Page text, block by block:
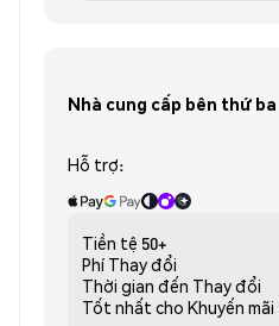
Nhà cung cấp bên thứ ba
Hỗ trợ:
Tiền tệ 50+
Phí Thay đổi
Thời gian đến Thay đổi
Tốt nhất cho Khuyến